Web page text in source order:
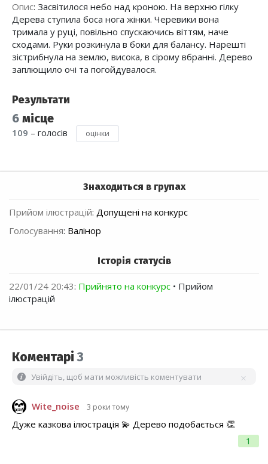
Опис: Засвітилося небо над кроною. На верхню гілку
Дерева ступила боса нога жінки. Черевики вона
тримала у руці, повільно спускаючись віттям, наче
сходами. Руки розкинула в боки для балансу. Нарешті
зістрибнула на землю, висока, в сірому вбранні. Дерево
заплющило очі та погойдувалося.
Результати
6 місце
109 – голосів оцінки
Знаходиться в групах
Прийом ілюстрацій: Допущені на конкурс
Голосування: Валінор
Історія статусів
22/01/24 20:43: Прийнято на конкурс • Прийом
ілюстрацій
Коментарі3
Увійдіть, щоб мати можливість коментувати
Wite_noise 3 роки тому
1
Дуже казкова ілюстрація 💫 Дерево подобається 👏